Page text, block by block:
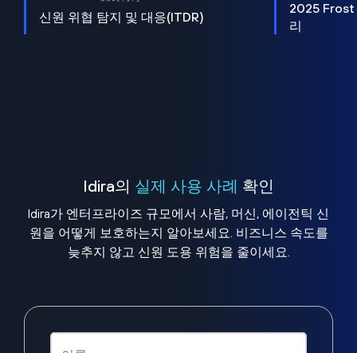
신원 위협 탐지 및 대응(ITDR)
2025 Frost
리
Idira의 실제 사용 사례 확인
Idira가 엔터프라이즈 규모에서 사람, 머신, 에이전틱 신
원을 어떻게 보호하는지 알아보세요. 비즈니스 속도를
늦추지 않고 신원 도용 위험을 줄이세요.